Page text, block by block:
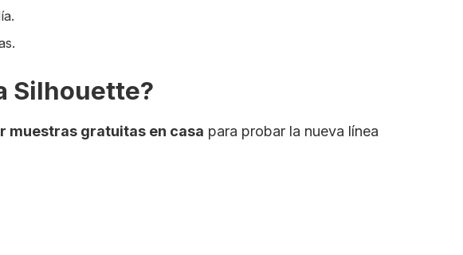
Silhouette?
muestras gratuitas en casa para probar la nueva línea